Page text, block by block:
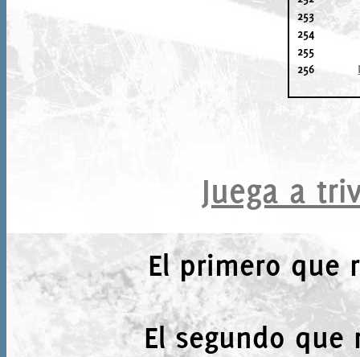
253
254
255
256
Juega a
El primero que
El segundo